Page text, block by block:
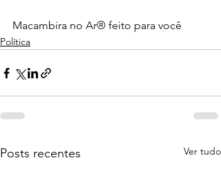
Macambira no Ar® feito para você
Política
Posts recentes Ver tudo